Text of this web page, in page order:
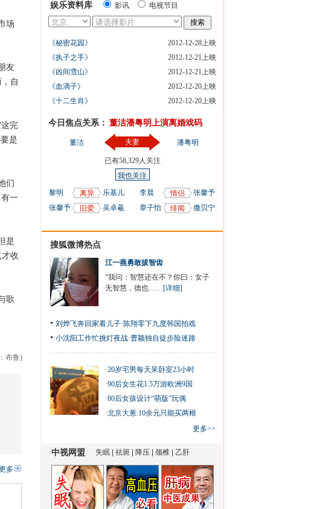
场
友
自
完
是
们
一
是
收
歌
布鲁)
多开
娱乐资料库 影讯 电视节目
《秘密花园》
2012-12-28上映
《执子之手》
2012-12-21上映
《凶间雪山》
2012-12-21上映
《血滴子》
2012-12-20上映
《十二生肖》
2012-12-20上映
今日焦点关系： 董洁潘粤明上演离婚戏码
董洁 夫妻
已有58,329人关注
我也关注
潘粤明
黎明 离异
乐基儿
张馨予
旧爱 吴卓羲
李晨 情侣
张馨予
章子怡
绯闻 撒贝宁
搜狐微博热点
江一燕勇敢拔智齿
“我问：智慧还在不？你曰：女子
无智慧，德也……[详细]
刘烨飞奔回家看儿子·陈翔零下九度韩国拍戏
小沈阳工作忙挑灯夜战·曹颖独自徒步险迷路
·20岁宅男每天呆卧室23小时
·90后女生花1.5万游欧洲9国
·80后女孩设计“萌版”玩偶
·北京大葱:10余元只能买两根
更多>>